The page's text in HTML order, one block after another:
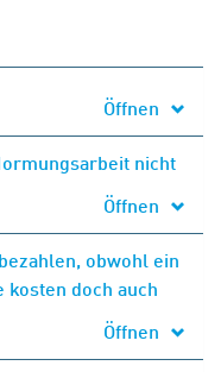
Öffnen
nicht
Öffnen
obwohl ein
kosten doch auch
Öffnen